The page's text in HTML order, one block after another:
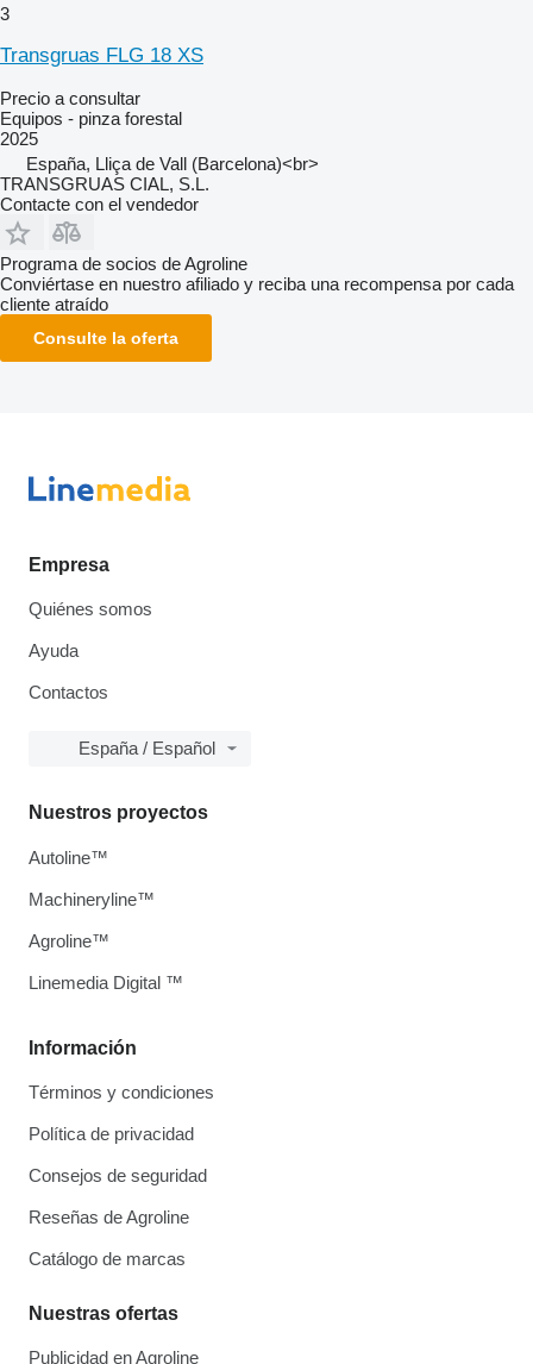
3
Transgruas FLG 18 XS
Precio a consultar
Equipos - pinza forestal
2025
España, Lliça de Vall (Barcelona)<br>
TRANSGRUAS CIAL, S.L.
Contacte con el vendedor
Programa de socios de Agroline
Conviértase en nuestro afiliado y reciba una recompensa por cada
cliente atraído
Consulte la oferta
Empresa
Quiénes somos
Ayuda
Contactos
España / Español
Información
Términos y condiciones
Política de privacidad
Consejos de seguridad
Reseñas de Agroline
Catálogo de marcas
Nuestras ofertas
Publicidad en Agroline
Nuestros proyectos
Autoline™
Machineryline™
Agroline™
Linemedia Digital ™